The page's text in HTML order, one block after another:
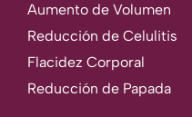
Aumento de Volumen
Reducción de Celulitis
Flacidez Corporal
Reducción de Papada